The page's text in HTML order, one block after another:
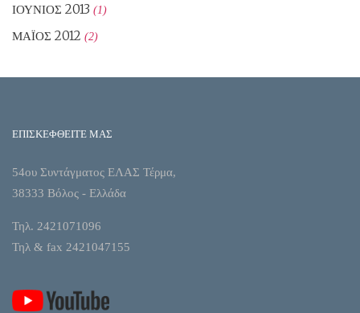
ΙΟΎΝΙΟΣ 2013 (1)
ΜΆΙΟΣ 2012 (2)
ΕΠΙΣΚΕΦΘΕΙΤΕ ΜΑΣ
54ου Συντάγματος ΕΛΑΣ Τέρμα,
38333 Βόλος - Ελλάδα
Τηλ. 2421071096
Τηλ & fax 2421047155